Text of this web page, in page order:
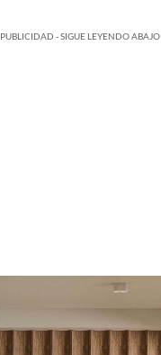
PUBLICIDAD - SIGUE LEYENDO ABAJO